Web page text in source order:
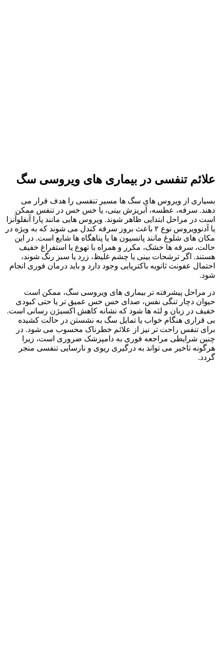
علائم تنفسی در بیماری های ویروسی سگ
بسیاری از ویروس‌ های سگ‌ ها مسیر تنفسی را هدف قرار می‌
دهند. سرفه، عطسه، آبریزش بینی، یا خس‌ خس در تنفس ممکن
است در مراحل ابتدایی ظاهر شوند. ویروس‌ هایی مانند پارا آنفلوآنزا
یا آدنوویروس نوع ۲ باعث بروز سرفه کندل می‌ شوند که به‌ ویژه در
مکان‌ های شلوغ مانند پانسیون‌ ها یا پناهگاه‌ ها شایع است. در این
حالت، سرفه‌ ها خشک، مکرر و همراه با تهوع یا استفراغ خفیف
هستند. اگر ترشحات بینی یا چشم غلیظ، زرد یا سبز رنگ شوند،
احتمال عفونت ثانویه باکتریایی وجود دارد و باید درمان فوری انجام
شود.
در مراحل پیشرفته‌ تر بیماری‌ های ویروسی سگ، ممکن است
حیوان دچار تنگی نفس، صدای خس‌ خس عمیق‌ تر یا حتی کبودی
خفیف در زبان و لثه‌ ها شود که نشانه کاهش اکسیژن‌ رسانی است.
بی‌ قراری هنگام خواب یا تمایل سگ به نشستن در حالت کشیده‌
برای تنفس راحت‌ تر نیز از علائم خطرناک محسوب می‌ شود. در
چنین شرایطی مراجعه فوری به دامپزشک ضروری است، زیرا
هرگونه تاخیر می‌ تواند به درگیری ریوی و نارسایی تنفسی منجر
گردد.